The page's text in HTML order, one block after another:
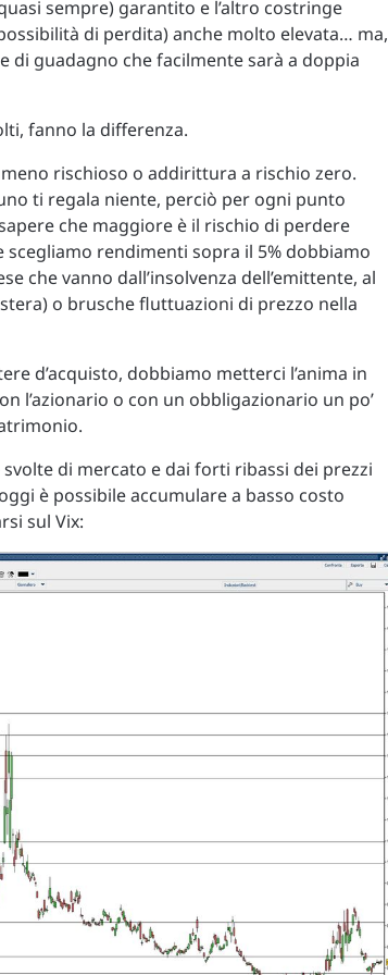
sempre) garantito e l’altro costringe
di perdita) anche molto elevata… ma,
di guadagno che facilmente sarà a doppia
fanno la differenza.
rischioso o addirittura a rischio zero.
ti regala niente, perciò per ogni punto
che maggiore è il rischio di perdere
rendimenti sopra il 5% dobbiamo
che vanno dall’insolvenza dell’emittente, al
o brusche fluttuazioni di prezzo nella
d’acquisto, dobbiamo metterci l’anima in
l’azionario o con un obbligazionario un po’
di mercato e dai forti ribassi dei prezzi
è possibile accumulare a basso costo
sul Vix: